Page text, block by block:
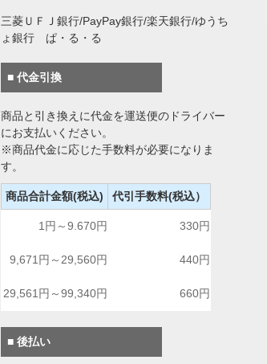
三菱ＵＦＪ銀行/PayPay銀行/楽天銀行/ゆうち
ょ銀行 ぱ・る・る
■ 代金引換
商品と引き換えに代金を運送便のドライバー
にお支払いください。
※商品代金に応じた手数料が必要になりま
す。
商品合計金額(税込) 代引手数料(税込）
1円～9.670円 330円
9,671円～29,560円 440円
29,561円～99,340円 660円
■ 後払い